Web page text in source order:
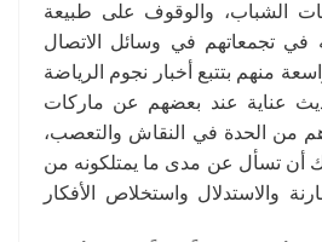
الشباب، والوقوف على طبيعة
في تجمعاتهم في وسائل الاتصال
منهم بتتبع أخبار نجوم الرياضة
عناية عند بعضهم عن ماركات
من الحدة في النقاش والتعصب،
لك أن تسأل عن مدى ما يمتلكونه من
والاستدلال واستخلاص الأفكار